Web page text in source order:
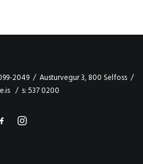
2049 / Austurvegur 3, 800 Selfoss /
/ s: 537 0200